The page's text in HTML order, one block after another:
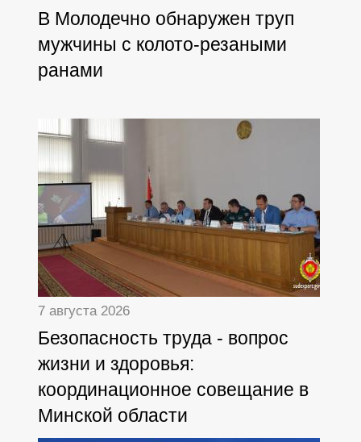
В Молодечно обнаружен труп
мужчины с колото-резаными
ранами
7 августа 2026
Безопасность труда - вопрос
жизни и здоровья:
координационное совещание в
Минской области